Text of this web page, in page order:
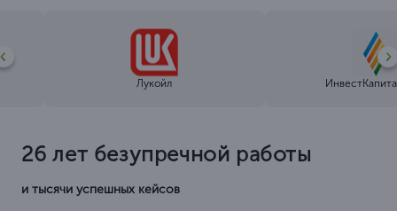
Лукойл
26 лет безупречной работы
и тысячи успешных кейсов